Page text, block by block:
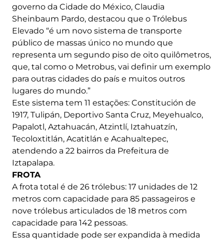
governo da Cidade do México, Claudia
Sheinbaum Pardo, destacou que o Trólebus
Elevado “é um novo sistema de transporte
público de massas único no mundo que
representa um segundo piso de oito quilômetros,
que, tal como o Metrobus, vai definir um exemplo
para outras cidades do país e muitos outros
lugares do mundo.”
Este sistema tem 11 estações: Constitución de
1917, Tulipán, Deportivo Santa Cruz, Meyehualco,
Papalotl, Aztahuacán, Atzintlí, Iztahuatzín,
Tecoloxtitlán, Acatitlán e Acahualtepec,
atendendo a 22 bairros da Prefeitura de
Iztapalapa.
FROTA
A frota total é de 26 trólebus: 17 unidades de 12
metros com capacidade para 85 passageiros e
nove trólebus articulados de 18 metros com
capacidade para 142 pessoas.
Essa quantidade pode ser expandida à medida